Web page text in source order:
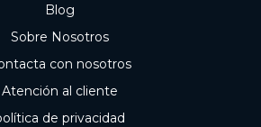
Blog
Sobre Nosotros
con nosotros
Atención al cliente
de privacidad